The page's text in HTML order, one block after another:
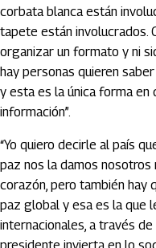
corbata blanca están
tapete están involucrados.
organizar un formato y ni
hay personas quieren
y esta es la única forma en
información”.
“Yo quiero decirle al país
paz nos la damos nosotros
corazón, pero también hay
paz global y esa es la que
internacionales, a través